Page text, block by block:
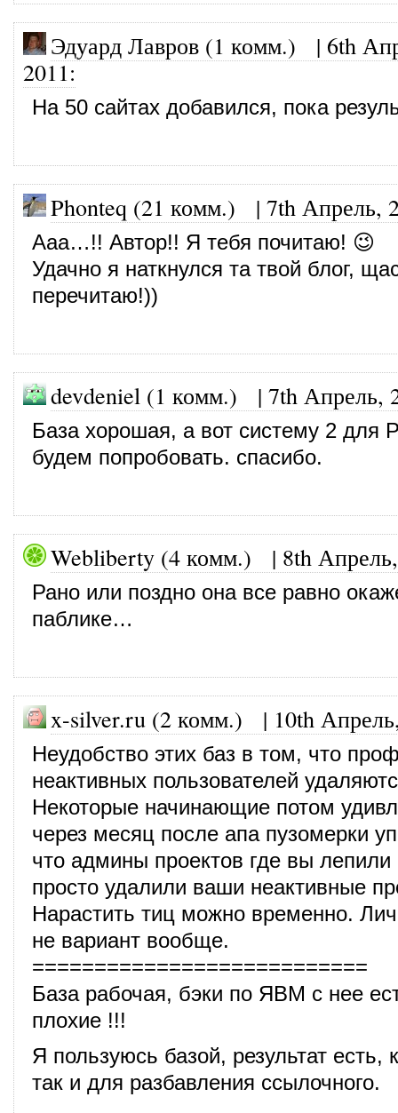
Эдуард Лавров (1 комм.) | 6th
2011:
На 50 сайтах добавился, пока
Phonteq (21 комм.) | 7th Апрель,
Ааа…!! Автор!! Я тебя почитаю! 😉
Удачно я наткнулся та твой блог,
перечитаю!))
devdeniel (1 комм.) | 7th Апрель,
База хорошая, а вот систему 2 для
будем попробовать. спасибо.
Webliberty (4 комм.) | 8th
Рано или поздно она все равно
паблике…
x-silver.ru (2 комм.) | 10th
Неудобство этих баз в том, что
неактивных пользователей
Некоторые начинающие потом
через месяц после апа пузомерки
что админы проектов где вы лепили
просто удалили ваши неактивные
Нарастить тиц можно временно.
не вариант вообще.
===========================
База рабочая, бэки по ЯВМ с нее
плохие !!!
Я пользуюсь базой, результат есть,
так и для разбавления ссылочного.